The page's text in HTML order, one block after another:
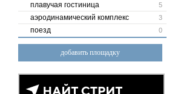
5
плавучая гостиница
3
аэродинамический комплекс
0
поезд
добавить площадку